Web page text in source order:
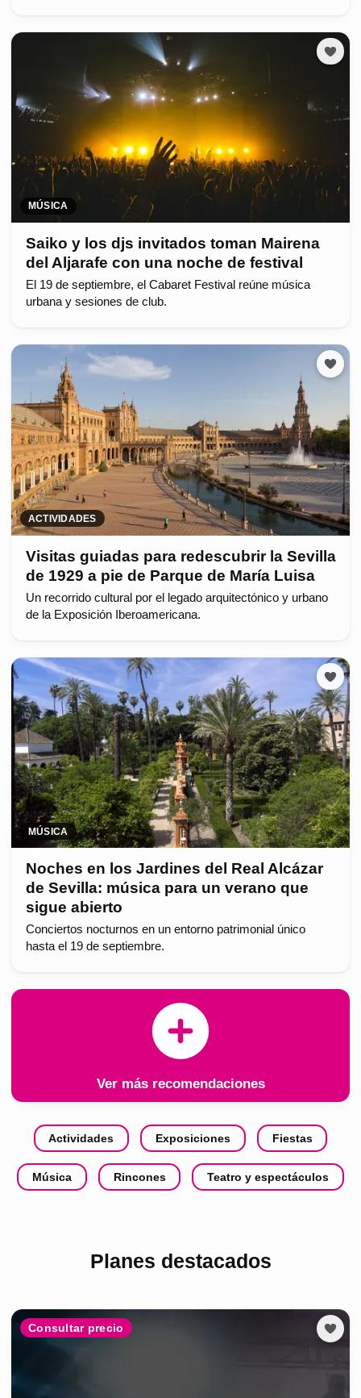
MÚSICA
Saiko y los djs invitados toman Mairena
del Aljarafe con una noche de festival
El 19 de septiembre, el Cabaret Festival reúne música
urbana y sesiones de club.
ACTIVIDADES
Visitas guiadas para redescubrir la Sevilla
de 1929 a pie de Parque de María Luisa
Un recorrido cultural por el legado arquitectónico y urbano
de la Exposición Iberoamericana.
MÚSICA
Noches en los Jardines del Real Alcázar
de Sevilla: música para un verano que
sigue abierto
Conciertos nocturnos en un entorno patrimonial único
hasta el 19 de septiembre.
Ver más recomendaciones
Actividades Exposiciones Fiestas
Música Rincones Teatro y espectáculos
Planes destacados
Consultar precio